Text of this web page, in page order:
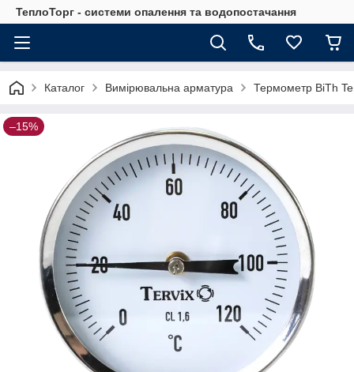
ТеплоТорг - системи опалення та водопостачання
Каталог Вимірювальна арматура Термометр BiTh
–15%